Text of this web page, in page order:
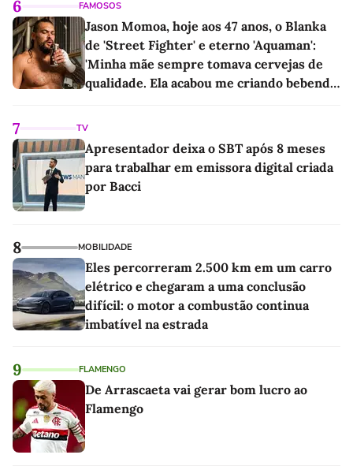
6 FAMOSOS
Jason Momoa, hoje aos 47 anos, o Blanka
de 'Street Fighter' e eterno 'Aquaman':
'Minha mãe sempre tomava cervejas de
qualidade. Ela acabou me criando bebendo
7 TV
Apresentador deixa o SBT após 8 meses
para trabalhar em emissora digital criada
por Bacci
8 MOBILIDADE
Eles percorreram 2.500 km em um carro
elétrico e chegaram a uma conclusão
difícil: o motor a combustão continua
imbatível na estrada
9 FLAMENGO
De Arrascaeta vai gerar bom lucro ao
Flamengo